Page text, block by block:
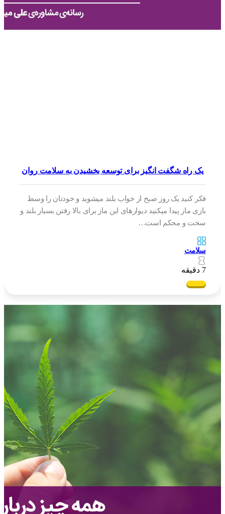
یک راه شگفت انگیز برای توسعه بخشیدن به سلامت روان
فکر کنید یک روز صبح از خواب بلند میشوید و خودتان را وسط
بازی ماز پیدا میکنید دیوارهای این ماز برای بالا رفتن بسیار بلند و
سخت و محکم است…
سلامت